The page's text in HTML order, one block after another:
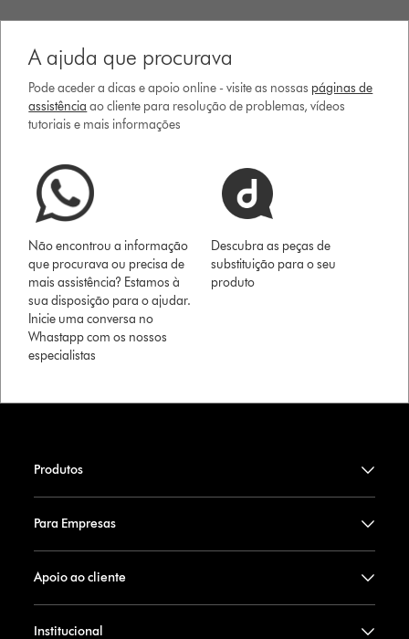
A ajuda que procurava
Pode aceder a dicas e apoio online - visite as nossas páginas de
assistência ao cliente para resolução de problemas, vídeos
tutoriais e mais informações
Não encontrou a informação
que procurava ou precisa de
mais assistência? Estamos à
sua disposição para o ajudar.
Inicie uma conversa no
Whastapp com os nossos
especialistas
Descubra as peças de
substituição para o seu
produto
Produtos
Para Empresas
Apoio ao cliente
Institucional